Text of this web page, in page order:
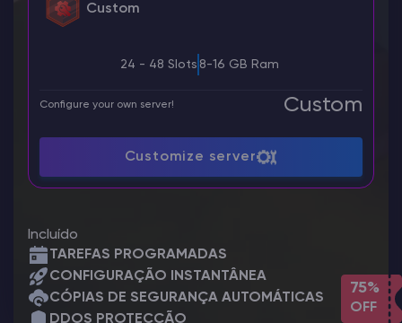
75%
OFF
Custom
24 - 48 Slots 8-16 GB Ram
Configure your own server! Custom
Customize server
Incluído
TAREFAS PROGRAMADAS
CONFIGURAÇÃO INSTANTÂNEA
CÓPIAS DE SEGURANÇA AUTOMÁTICAS
DDOS PROTECÇÃO